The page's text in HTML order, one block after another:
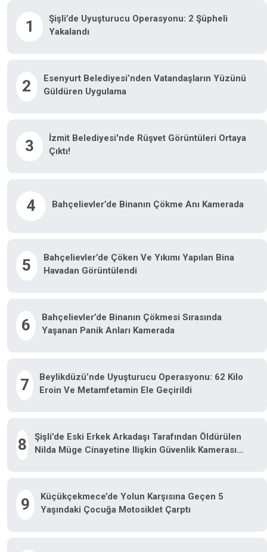
1
Şişli’de Uyuşturucu Operasyonu: 2 Şüpheli
Yakalandı
2
Esenyurt Belediyesi’nden Vatandaşların Yüzünü
Güldüren Uygulama
3
İzmit Belediyesi'nde Rüşvet Görüntüleri Ortaya
Çıktı!
4 Bahçelievler’de Binanın Çökme Anı Kamerada
5
Bahçelievler’de Çöken Ve Yıkımı Yapılan Bina
Havadan Görüntülendi
6
Bahçelievler’de Binanın Çökmesi Sırasında
Yaşanan Panik Anları Kamerada
7
Beylikdüzü’nde Uyuşturucu Operasyonu: 62 Kilo
Eroin Ve Metamfetamin Ele Geçirildi
8
Şişli’de Eski Erkek Arkadaşı Tarafından Öldürülen
Nilda Müge Cinayetine Ilişkin Güvenlik Kamerası
9
Küçükçekmece’de Yolun Karşısına Geçen 5
Yaşındaki Çocuğa Motosiklet Çarptı